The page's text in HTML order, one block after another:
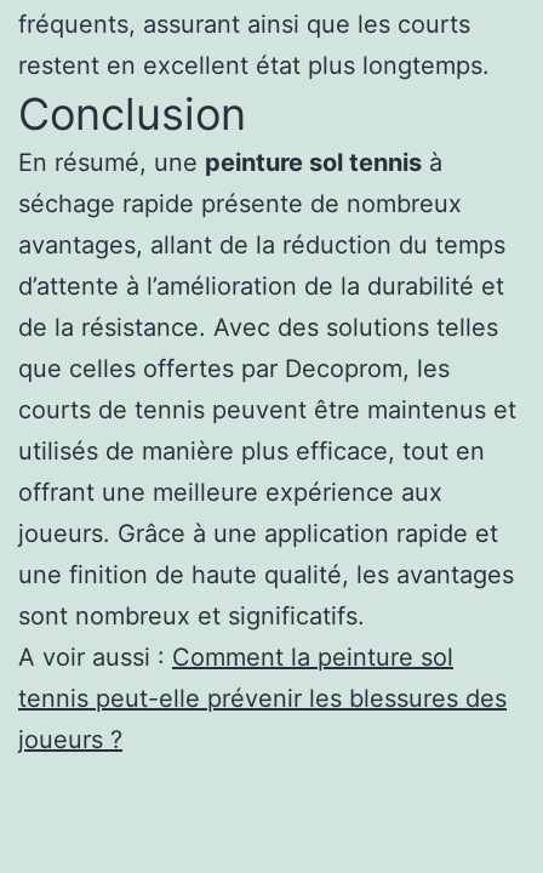
fréquents, assurant ainsi que les courts
restent en excellent état plus longtemps.
Conclusion
En résumé, une peinture sol tennis à
séchage rapide présente de nombreux
avantages, allant de la réduction du temps
d’attente à l’amélioration de la durabilité et
de la résistance. Avec des solutions telles
que celles offertes par Decoprom, les
courts de tennis peuvent être maintenus et
utilisés de manière plus efficace, tout en
offrant une meilleure expérience aux
joueurs. Grâce à une application rapide et
une finition de haute qualité, les avantages
sont nombreux et significatifs.
A voir aussi : Comment la peinture sol
tennis peut-elle prévenir les blessures des
joueurs ?